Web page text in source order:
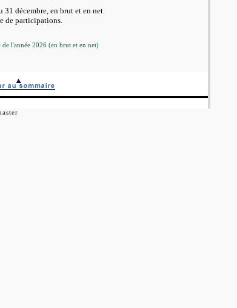
31 décembre, en brut et en net.
de participations.
de l'année 2026 (en brut et en net)